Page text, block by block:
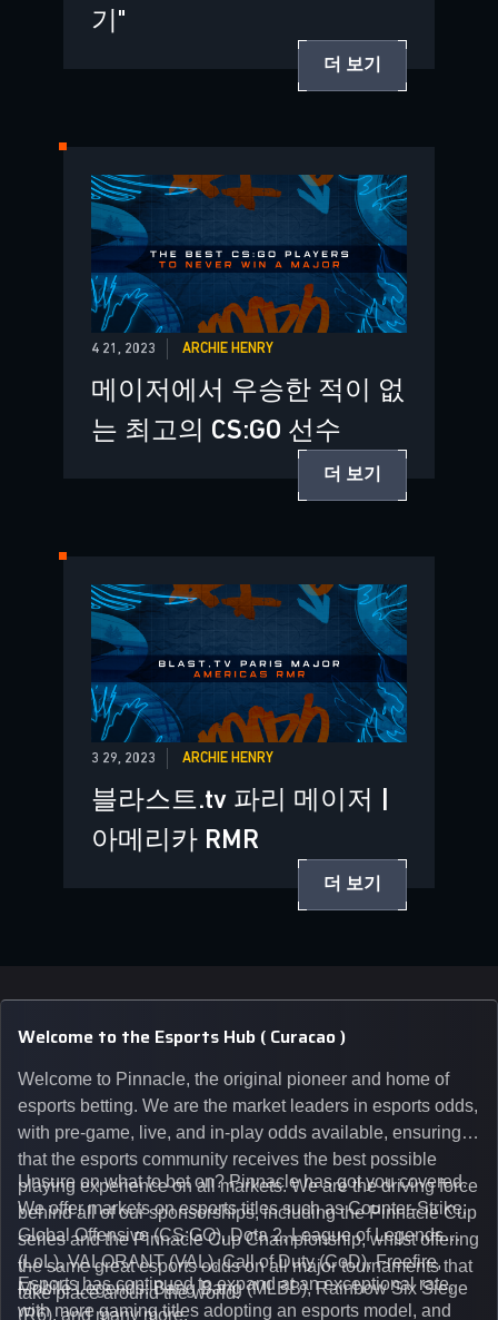
기"
더 보기
4 21, 2023 ARCHIE HENRY
메이저에서 우승한 적이 없
는 최고의 CS:GO 선수
더 보기
3 29, 2023 ARCHIE HENRY
블라스트.tv 파리 메이저 |
아메리카 RMR
더 보기
Welcome to the Esports Hub ( Curacao )
Welcome to Pinnacle, the original pioneer and home of
esports betting. We are the market leaders in esports odds,
with pre-game, live, and in-play odds available, ensuring
that the esports community receives the best possible
playing experience on all markets. We are the driving force
behind all of our sponsorships, including the Pinnacle Cup
series and the Pinnacle Cup Championship, whilst offering
the same great esports odds on all major tournaments that
take place around the world.
Unsure on what to bet on? Pinnacle has got you covered.
We offer markets on esports titles such as Counter-Strike:
Global Offensive (CS:GO), Dota 2, League of Legends
(LoL), VALORANT (VAL), Call of Duty (CoD), Freefire,
Mobile Legends: Bang Bang (MLBB), Rainbow Six Siege
(R6), and many more.
Esports has continued to expand at an exceptional rate,
with more gaming titles adopting an esports model, and